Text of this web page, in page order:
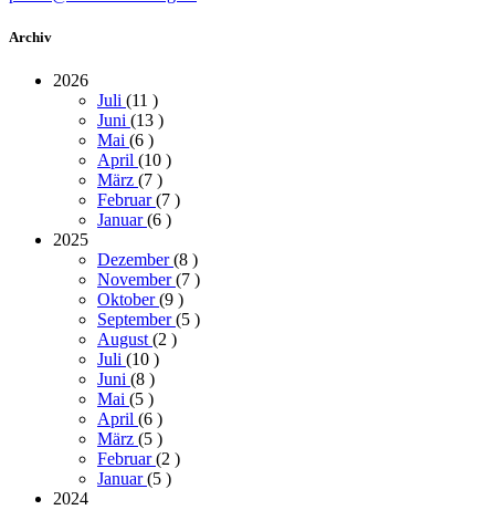
Archiv
2026
Juli (11 )
Juni (13 )
Mai (6 )
April (10 )
März (7 )
Februar(7 )
Januar(6 )
2025
Dezember(8 )
November(7 )
Oktober(9 )
September(5 )
August(2 )
Juli (10 )
Juni (8 )
Mai (5 )
April (6 )
März (5 )
Februar(2 )
Januar(5 )
2024